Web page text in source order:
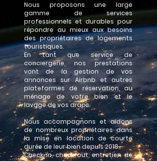
Nous proposons une large
gamme de services
professionnels et durables pour
répondre au mieux aux besoins
des propriétaires de logements
touristiques.
En tant que service de
conciergerie, nos prestations
vont de la gestion de vos
annonces sur Airbnb et autres
plateformes de réservation, au
ménage de votre bien et le
lavage de vos draps.
Nous accompagnons et aidons
de nombreux propriétaires dans
la mise en location de courte
durée de leur bien depuis 2018.
Check-in, check-out, entretien de